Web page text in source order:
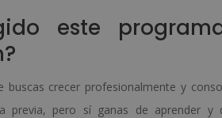
este
buscas crecer profesionalmente y
previa, pero sí ganas de aprender